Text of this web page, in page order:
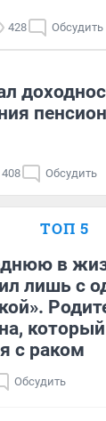
428 Обсудить
408 Обсудить
ТОП 5
в
лишь с
с раком
Обсудить